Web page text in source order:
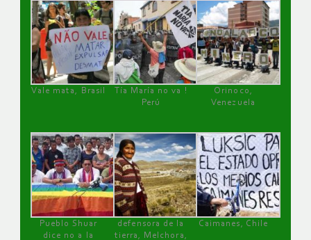
Vale mata, Brasil
Tía María no va !
Perú
Orinoco,
Venezuela
Pueblo Shuar
dice no a la
defensora de la
tierra, Melchora,
Caimanes, Chile